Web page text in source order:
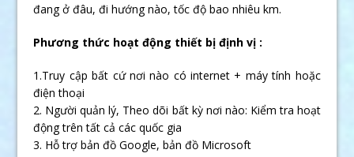
đang ở đâu, đi hướng nào, tốc độ bao nhiêu km.
Phương thức hoạt động thiết bị định vị :
1.Truy cập bất cứ nơi nào có internet + máy tính hoặc
điện thoại
2. Người quản lý, Theo dõi bất kỳ nơi nào: Kiểm tra hoạt
động trên tất cả các quốc gia
3. Hỗ trợ bản đồ Google, bản đồ Microsoft